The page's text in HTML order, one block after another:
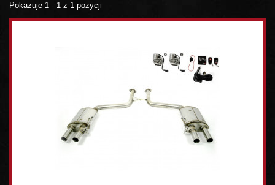
Pokazuje 1 - 1 z 1 pozycji